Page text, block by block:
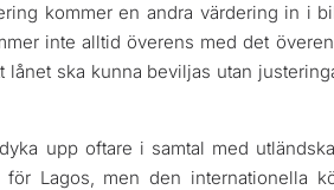
kommer en andra värdering in i
inte alltid överens med det
ska kunna beviljas utan
upp oftare i samtal med
Lagos, men den internationella